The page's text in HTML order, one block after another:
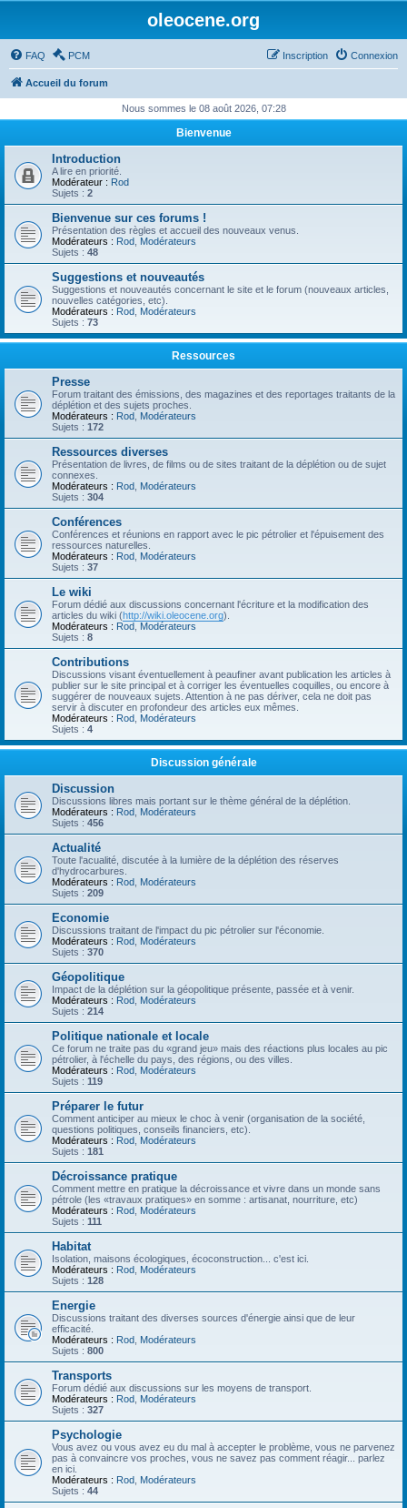
oleocene.org
FAQ PCM Connexion
Inscription
Accueil du forum
Nous sommes le 08 août 2026, 07:28
Bienvenue
Introduction
A lire en priorité.
Modérateur : Rod
Sujets : 2
Bienvenue sur ces forums !
Présentation des règles et accueil des nouveaux venus.
Modérateurs : Rod Modérateurs
Sujets : 48
Suggestions et nouveautés
Suggestions et nouveautés concernant le site et le forum (nouveaux articles,
nouvelles catégories, etc).
Modérateurs : Rod Modérateurs
Sujets : 73
Ressources
Presse
Forum traitant des émissions, des magazines et des reportages traitants de la
déplétion et des sujets proches.
Modérateurs : Rod Modérateurs
Sujets : 172
Ressources diverses
Présentation de livres, de films ou de sites traitant de la déplétion ou de sujet
connexes.
Modérateurs : Rod Modérateurs
Sujets : 304
Conférences
Conférences et réunions en rapport avec le pic pétrolier et l'épuisement des
ressources naturelles.
Modérateurs : Rod Modérateurs
Sujets : 37
Le wiki
Forum dédié aux discussions concernant l'écriture et la modification des
articles du wiki (http://wiki.oleocene.org).
Modérateurs : Rod Modérateurs
Sujets : 8
Contributions
Discussions visant éventuellement à peaufiner avant publication les articles à
publier sur le site principal et à corriger les éventuelles coquilles, ou encore à
suggérer de nouveaux sujets. Attention à ne pas dériver, cela ne doit pas
servir à discuter en profondeur des articles eux mêmes.
Modérateurs : Rod Modérateurs
Sujets : 4
Discussion générale
Discussion
Discussions libres mais portant sur le thème général de la déplétion.
Modérateurs : Rod Modérateurs
Sujets : 456
Actualité
Toute l'acualité, discutée à la lumière de la déplétion des réserves
d'hydrocarbures.
Modérateurs : Rod Modérateurs
Sujets : 209
Economie
Discussions traitant de l'impact du pic pétrolier sur l'économie.
Modérateurs : Rod Modérateurs
Sujets : 370
Géopolitique
Impact de la déplétion sur la géopolitique présente, passée et à venir.
Modérateurs : Rod Modérateurs
Sujets : 214
Politique nationale et locale
Ce forum ne traite pas du «grand jeu» mais des réactions plus locales au pic
pétrolier, à l'échelle du pays, des régions, ou des villes.
Modérateurs : Rod Modérateurs
Sujets : 119
Préparer le futur
Comment anticiper au mieux le choc à venir (organisation de la société,
questions politiques, conseils financiers, etc).
Modérateurs : Rod Modérateurs
Sujets : 181
Décroissance pratique
Comment mettre en pratique la décroissance et vivre dans un monde sans
pétrole (les «travaux pratiques» en somme : artisanat, nourriture, etc)
Modérateurs : Rod Modérateurs
Sujets : 111
Habitat
Isolation, maisons écologiques, écoconstruction... c'est ici.
Modérateurs : Rod Modérateurs
Sujets : 128
Energie
Discussions traitant des diverses sources d'énergie ainsi que de leur
efficacité.
Modérateurs : Rod Modérateurs
Sujets : 800
Transports
Forum dédié aux discussions sur les moyens de transport.
Modérateurs : Rod Modérateurs
Sujets : 327
Psychologie
Vous avez ou vous avez eu du mal à accepter le problème, vous ne parvenez
pas à convaincre vos proches, vous ne savez pas comment réagir... parlez
en ici.
Modérateurs : Rod Modérateurs
Sujets : 44